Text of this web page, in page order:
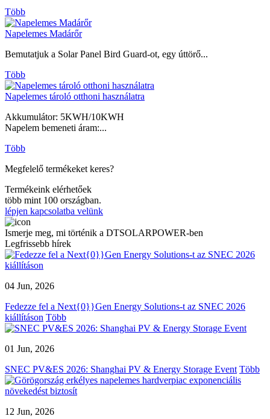
Több
Napelemes Madárőr
Bemutatjuk a Solar Panel Bird Guard-ot, egy úttörő...
Több
Napelemes tároló otthoni használatra
Akkumulátor: 5KWH/10KWH
Napelem bemeneti áram:...
Több
Megfelelő termékeket keres?
Termékeink elérhetőek
több mint 100 országban.
lépjen kapcsolatba velünk
Ismerje meg, mi történik a DTSOLARPOWER-ben
Legfrissebb hírek
04 Jun, 2026
Fedezze fel a Next{0}}Gen Energy Solutions-t az SNEC 2026
kiállításon Több
01 Jun, 2026
SNEC PV&ES 2026: Shanghai PV & Energy Storage Event Több
12 Jun, 2026